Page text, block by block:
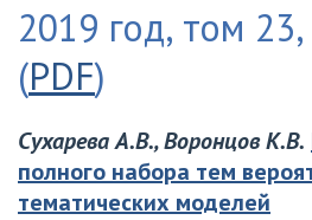
2019 год, том
(PDF)
Сухарева А.В., Воронцов К.В.
полного набора тем
тематических моделей